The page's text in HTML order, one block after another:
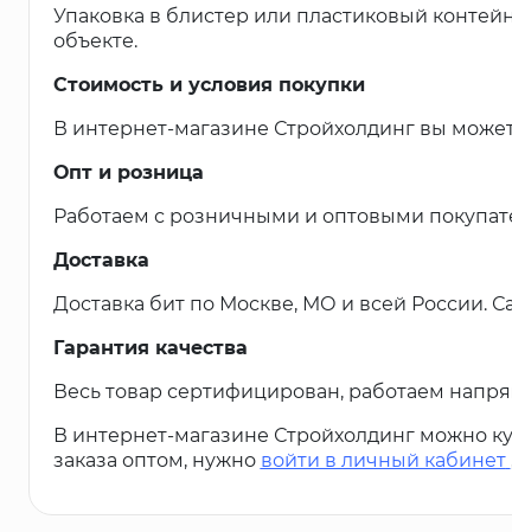
Упаковка в блистер или пластиковый
объекте.
Стоимость и условия покупки
В интернет-магазине Стройхолдинг вы
Опт и розница
Работаем с розничными и оптовыми
Доставка
Доставка бит по Москве, МО и всей России.
Гарантия качества
Весь товар сертифицирован, работаем
В интернет-магазине Стройхолдинг можно
заказа оптом, нужно войти в личный кабинет